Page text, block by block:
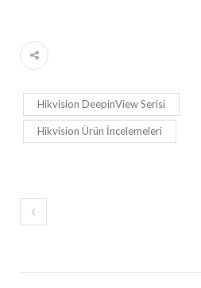
Hikvision DeepinView Serisi
Hikvision Ürün İncelemeleri